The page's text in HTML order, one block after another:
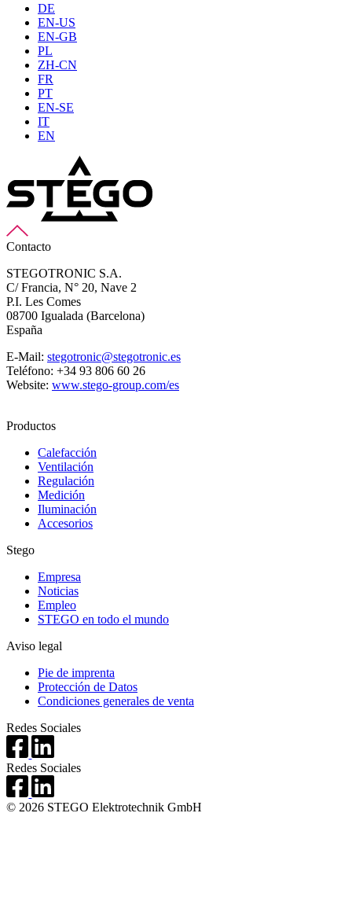
DE
EN-US
EN-GB
PL
ZH-CN
FR
PT
EN-SE
IT
EN
Contacto
STEGOTRONIC S.A.
C/ Francia, N° 20, Nave 2
P.I. Les Comes
08700 Igualada (Barcelona)
España
E-Mail: stegotronic@stegotronic.es
Teléfono: +34 93 806 60 26
Website: www.stego-group.com/es
Productos
Calefacción
Ventilación
Regulación
Medición
Iluminación
Accesorios
Stego
Empresa
Noticias
Empleo
STEGO en todo el mundo
Aviso legal
Pie de imprenta
Protección de Datos
Condiciones generales de venta
Redes Sociales
Redes Sociales
© 2026 STEGO Elektrotechnik GmbH